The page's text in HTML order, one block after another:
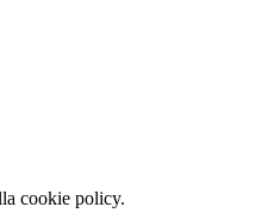
cookie policy.